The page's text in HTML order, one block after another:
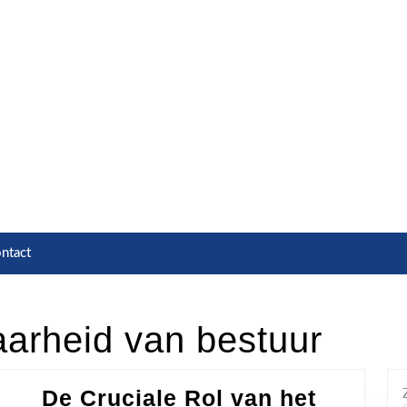
van bestuur
De Cruciale Rol van het